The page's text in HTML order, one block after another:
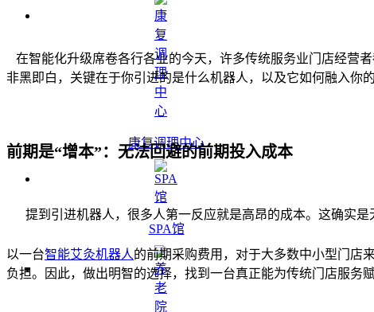
康复调理中心
SPA馆
在智能化升级席卷各行各业的今天，许多传统服务业门店经营
非黑即白，关键在于你引进的是什么机器人，以及它如何融入你
前期是“增本”：无法回避的前期投入成本
提到引进机器人，很多人第一反应就是高昂的成本。这确实是
以一台智能艾灸机器人的前期采购费用，对于大多数中小型门店
负担。因此，做出明智的选择，找到一台真正能为传统门店服务